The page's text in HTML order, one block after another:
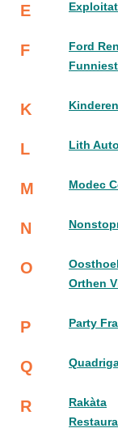
E
F
Ford
K
L Lith
M Modec
N
O
Orthen
P Party
Q
R
Rakàta